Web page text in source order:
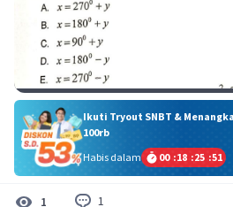
Ikuti Tryout SNBT &
100rb
Habis dalam
00 :18 :25 :51
1 1